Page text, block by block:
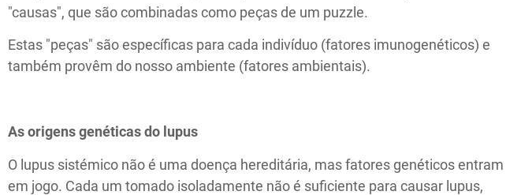
"causas", que são combinadas como peças de um puzzle.
Estas "peças" são específicas para cada indivíduo (fatores imunogenéticos) e
também provêm do nosso ambiente (fatores ambientais).
As origens genéticas do lupus
O lupus sistémico não é uma doença hereditária, mas fatores genéticos entram
em jogo. Cada um tomado isoladamente não é suficiente para causar lupus,